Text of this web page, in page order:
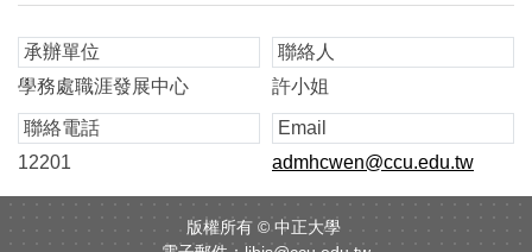
承辦單位
學務處職涯發展中心
聯絡人
許小姐
聯絡電話
12201
Email
admhcwen@ccu.edu.tw
版權所有 © 中正大學